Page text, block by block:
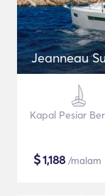
Jeanneau
Kapal Pesiar
$1,188 /malam